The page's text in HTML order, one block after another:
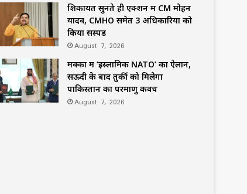
शिकायतें सुनते ही एक्शन में CM मोहन
यादव, CMHO समेत 3 अधिकारियों को
किया सस्पेंड
August 7, 2026
मक्का में ‘इस्लामिक NATO’ का ऐलान,
सऊदी के बाद तुर्की को मिलेगा
पाकिस्तान का परमाणु कवच
August 7, 2026